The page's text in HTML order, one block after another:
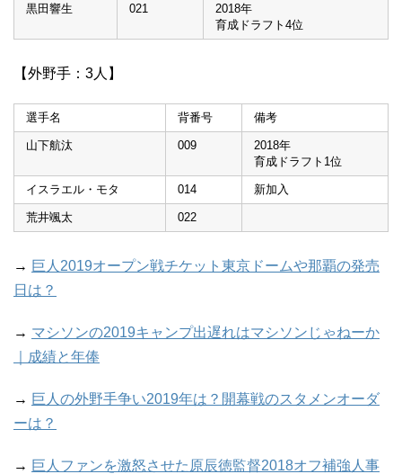
黒田響生 021
2018年
育成ドラフト4位
【外野手：3人】
選手名 背番号 備考
山下航汰 009
2018年
育成ドラフト1位
イスラエル・モタ 014 新加入
荒井颯太 022
→ 巨人2019オープン戦チケット東京ドームや那覇の発売
日は？
→ マシソンの2019キャンプ出遅れはマシソンじゃねーか
｜成績と年俸
→ 巨人の外野手争い2019年は？開幕戦のスタメンオーダ
ーは？
→ 巨人ファンを激怒させた原辰徳監督2018オフ補強人事